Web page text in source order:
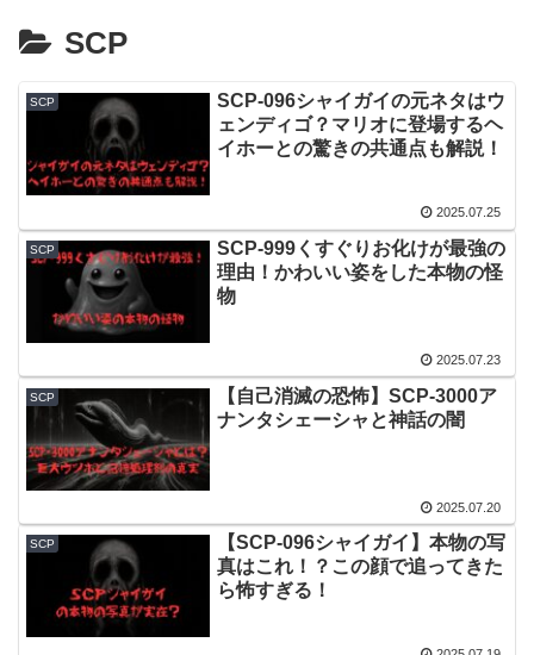
SCP
SCP
SCP-096シャイガイの元ネタはウ
ェンディゴ？マリオに登場するヘ
イホーとの驚きの共通点も解説！
2025.07.25
SCP
SCP-999くすぐりお化けが最強の
理由！かわいい姿をした本物の怪
物
2025.07.23
SCP
【自己消滅の恐怖】SCP-3000ア
ナンタシェーシャと神話の闇
2025.07.20
SCP
【SCP-096シャイガイ】本物の写
真はこれ！？この顔で追ってきた
ら怖すぎる！